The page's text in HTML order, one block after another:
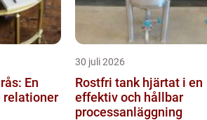
En
relationer
30 juli 2026
Rostfri tank hjärtat i en
effektiv och hållbar
processanläggning